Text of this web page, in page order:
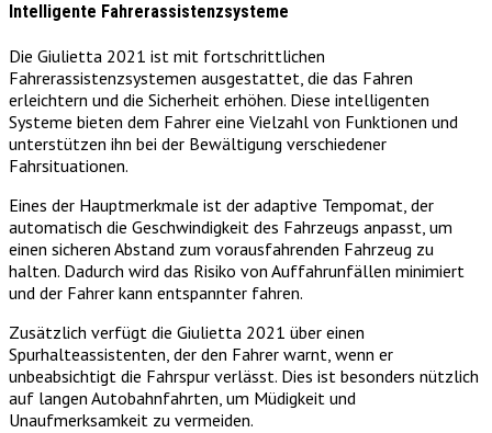
Intelligente Fahrerassistenzsysteme
Die Giulietta 2021 ist mit fortschrittlichen
Fahrerassistenzsystemen ausgestattet, die das Fahren
erleichtern und die Sicherheit erhöhen. Diese intelligenten
Systeme bieten dem Fahrer eine Vielzahl von Funktionen und
unterstützen ihn bei der Bewältigung verschiedener
Fahrsituationen.
Eines der Hauptmerkmale ist der adaptive Tempomat, der
automatisch die Geschwindigkeit des Fahrzeugs anpasst, um
einen sicheren Abstand zum vorausfahrenden Fahrzeug zu
halten. Dadurch wird das Risiko von Auffahrunfällen minimiert
und der Fahrer kann entspannter fahren.
Zusätzlich verfügt die Giulietta 2021 über einen
Spurhalteassistenten, der den Fahrer warnt, wenn er
unbeabsichtigt die Fahrspur verlässt. Dies ist besonders nützlich
auf langen Autobahnfahrten, um Müdigkeit und
Unaufmerksamkeit zu vermeiden.